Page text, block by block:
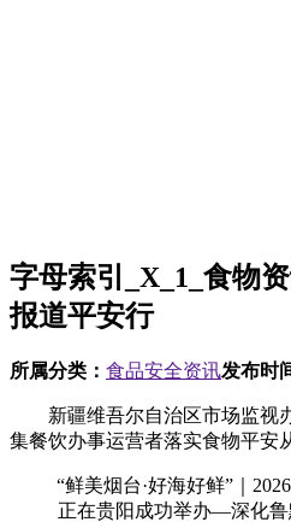
字母索引_X_1_食物
报道平安行
所属分类： 食品安全资讯发布时
新疆维吾尔自治区市场监视
集餐饮办事运营者落实食物平安
“鲜美烟台·好海好鲜”｜
正在贵阳成功举办—深化鲁